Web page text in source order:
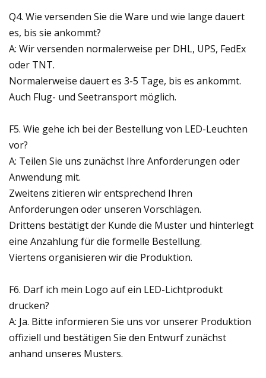
Q4. Wie versenden Sie die Ware und wie lange dauert
es, bis sie ankommt?
A: Wir versenden normalerweise per DHL, UPS, FedEx
oder TNT.
Normalerweise dauert es 3-5 Tage, bis es ankommt.
Auch Flug- und Seetransport möglich.
F5. Wie gehe ich bei der Bestellung von LED-Leuchten
vor?
A: Teilen Sie uns zunächst Ihre Anforderungen oder
Anwendung mit.
Zweitens zitieren wir entsprechend Ihren
Anforderungen oder unseren Vorschlägen.
Drittens bestätigt der Kunde die Muster und hinterlegt
eine Anzahlung für die formelle Bestellung.
Viertens organisieren wir die Produktion.
F6. Darf ich mein Logo auf ein LED-Lichtprodukt
drucken?
A: Ja. Bitte informieren Sie uns vor unserer Produktion
offiziell und bestätigen Sie den Entwurf zunächst
anhand unseres Musters.